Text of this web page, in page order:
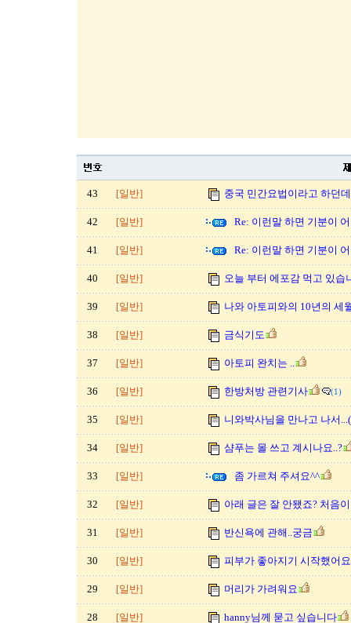
43 [일반] 중국 민간요법이라고 하던
42 [일반] Re: 이런말 하면 기분이
41 [일반] Re: 이런말 하면 기분이
40 [일반] 오늘 부터 에포감 먹고 있습
39 [일반] 나와 아토피와의 10년의 세
38 [일반] 금식기도
37 [일반] 아토피 완치는 ..
36 [일반] 한방처방 관련기사 (1)
35 [일반] 니와박사님을 만나고 나서
34 [일반] 샴푸는 몰 쓰고 계시나요..?
33 [일반] 좀 가르쳐 주셔요^^
32 [일반] 아래 글은 잘 안됐죠? 처음
31 [일반] 반신욕에 관해..궁금
30 [일반] 피부가 좋아지기 시작했어요
29 [일반] 머리가 가려워요
28 [일반] hanny님께 묻고 싶습니다